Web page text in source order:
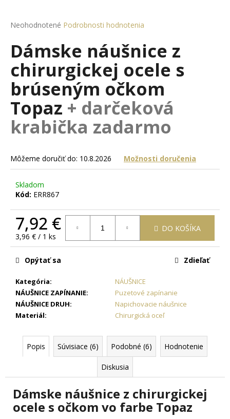
Priemerné
produktu
je
z
5
hviezdičiek.
Neohodnotené Podrobnosti hodnotenia
Dámske náušnice z
chirurgickej ocele s
brúseným očkom
Topaz + darčeková
krabička zadarmo
Môžeme doručiť do: 10.8.2026 Možnosti doručenia
Skladom
Kód: ERR867
7,92 €
Jednotková
cena:
3,96 € / 1 ks
DO KOŠÍKA
Kategória:
NÁUŠNICE
NÁUŠNICE ZAPÍNANIE:
Puzetové zapínanie
NÁUŠNICE DRUH:
Napichovacie náušnice
Materiál: Chirurgická oceľ
Opýtať sa Zdieľať
Popis Súvisiace (6) Podobné (6) Hodnotenie
Diskusia
Dámske náušnice z chirurgickej
ocele s očkom vo farbe Topaz
j
ť
?
HĽADAŤ
O
p
o
r
ú
a
m
e
RETIAZKA
PRÍVESKOM
TVARE
KRÍŽIKU
TOMTO
SI
MÔŽETE
ZVOLIŤ